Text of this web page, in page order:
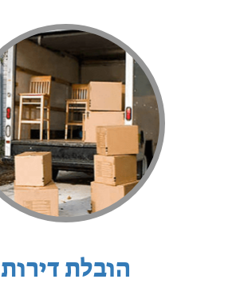
הובלת דירות